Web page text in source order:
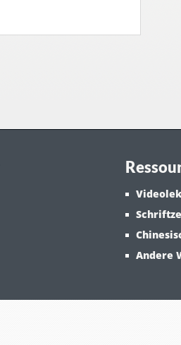
Andere